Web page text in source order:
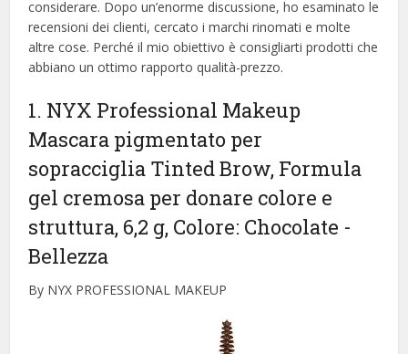
considerare. Dopo un’enorme discussione, ho esaminato le
recensioni dei clienti, cercato i marchi rinomati e molte
altre cose. Perché il mio obiettivo è consigliarti prodotti che
abbiano un ottimo rapporto qualità-prezzo.
1. NYX Professional Makeup
Mascara pigmentato per
sopracciglia Tinted Brow, Formula
gel cremosa per donare colore e
struttura, 6,2 g, Colore: Chocolate -
Bellezza
By NYX PROFESSIONAL MAKEUP